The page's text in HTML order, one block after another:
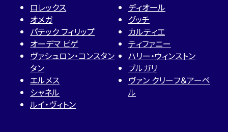
ロレックス
オメガ
パテック フィリップ
オーデマ ピゲ
ヴァシュロン・コンスタン
タン
エルメス
シャネル
ルイ・ヴィトン
ディオール
グッチ
カルティエ
ティファニー
ハリー・ウィンストン
ブルガリ
ヴァン クリーフ＆アーペ
ル